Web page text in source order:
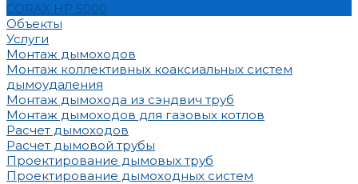
CORAX HP 5000
Объекты
Услуги
Монтаж дымоходов
Монтаж коллективных коаксиальных систем
дымоудаления
Монтаж дымохода из сэндвич труб
Монтаж дымоходов для газовых котлов
Расчет дымоходов
Расчет дымовой трубы
Проектирование дымовых труб
Проектирование дымоходных систем